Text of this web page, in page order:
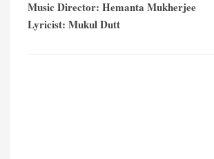
Music Director: Hemanta Mukherjee
Lyricist: Mukul Dutt